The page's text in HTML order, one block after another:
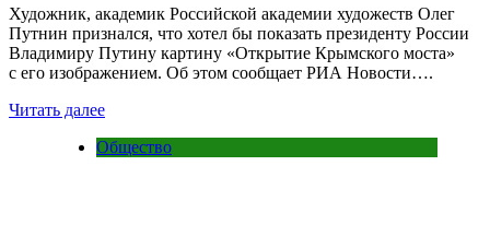
Художник, академик Российской академии художеств Олег
Путнин признался, что хотел бы показать президенту России
Владимиру Путину картину «Открытие Крымского моста»
с его изображением. Об этом сообщает РИА Новости….
Читать далее
Общество